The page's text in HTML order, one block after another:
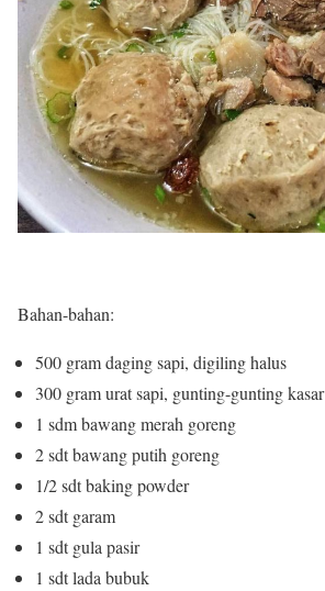
Bahan-bahan:
500 gram daging sapi, digiling halus
300 gram urat sapi, gunting-gunting kasar
1 sdm bawang merah goreng
2 sdt bawang putih goreng
1/2 sdt baking powder
2 sdt garam
1 sdt gula pasir
1 sdt lada bubuk